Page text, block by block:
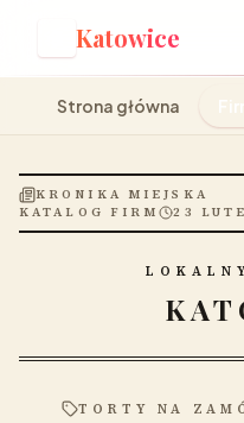
Katowice
Strona główna
KRONIKA MIEJSKA
KATALOG FIRM
23
TORTY NA